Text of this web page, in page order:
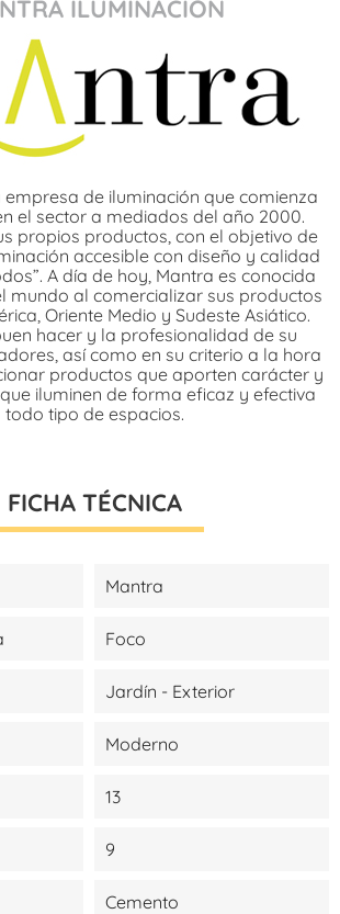
ILUMINACIÓN
de iluminación que comienza
el sector a mediados del año 2000.
propios productos, con el objetivo de
accesible con diseño y calidad
A día de hoy, Mantra es conocida
mundo al comercializar sus productos
Oriente Medio y Sudeste Asiático.
hacer y la profesionalidad de su
así como en su criterio a la hora
productos que aporten carácter y
iluminen de forma eficaz y efectiva
todo tipo de espacios.
FICHA TÉCNICA
Mantra
Foco
Jardín - Exterior
Moderno
13
9
Cemento